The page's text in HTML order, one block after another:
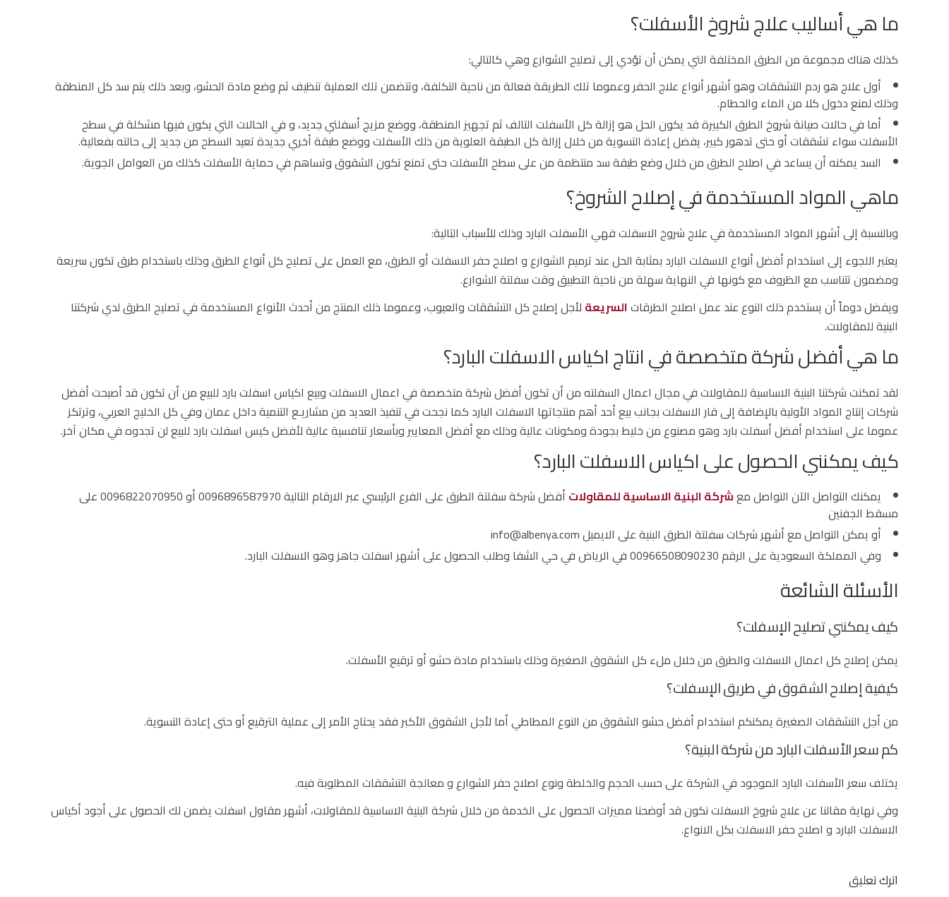
ما هي أساليب علاج شروخ الأسفلت؟
كذلك هناك مجموعة من الطرق المختلفة التي يمكن أن تؤدي إلى تصليح الشوارع وهي كالتالي:
أول علاج هو ردم التشققات وهو أشهر أنواع علاج الحفر وعموما تلك الطريقة فعالة من ناحية التكلفة، وتتضمن تلك العملية تنظيف ثم وضع مادة الحشو، وبعد ذلك يتم سد كل المنطقة
وذلك لمنع دخول كلا من الماء والحطام.
أما في حالات صيانة شروخ الطرق الكبيرة قد يكون الحل هو إزالة كل الأسفلت التالف ثم تجهيز المنطقة، ووضع مزيج أسفلتي جديد، و في الحالات التي يكون فيها مشكلة في سطح
الأسفلت سواء تشققات أو حتى تدهور كبير، يفضل إعادة التسوية من خلال إزالة كل الطبقة العلوية من ذلك الأسفلت ووضع طبقة أخري جديدة تعيد السطح من جديد إلى حالته بفعالية.
السد يمكنه أن يساعد في اصلاح الطرق من خلال وضع طبقة سد منتظمة من على سطح الأسفلت حتى تمنع تكون الشقوق وتساهم في حماية الأسفلت كذلك من العوامل الجوية.
ماهي المواد المستخدمة في إصلاح الشروخ؟
وبالنسبة إلى أشهر المواد المستخدمة في علاج شروخ الاسفلت فهي الأسفلت البارد وذلك للأسباب التالية:
يعتبر اللجوء إلى استخدام أفضل أنواع الاسفلت البارد بمثابة الحل عند ترميم الشوارع و اصلاح حفر الاسفلت أو الطرق، مع العمل على تصليح كل أنواع الطرق وذلك باستخدام طرق تكون سريعة
ومضمون تتناسب مع الظروف مع كونها في النهاية سهلة من ناحية التطبيق وقت سفلتة الشوارع.
ويفضل دوماً أن يستخدم ذلك النوع عند عمل اصلاح الطرقاتالسريعة لأجل إصلاح كل التشققات والعيوب، وعموما ذلك المنتج من أحدث الأنواع المستخدمة في تصليح الطرق لدي شركتنا
البنية للمقاولات.
ما هي أفضل شركة متخصصة في انتاج اكياس الاسفلت البارد؟
لقد تمكنت شركتنا البنية الاساسية للمقاولات في مجال اعمال السفلته من أن تكون أفضل شركة متخصصة في اعمال الاسفلت وبيع اكياس اسفلت بارد للبيع من أن تكون قد أصبحت أفضل
شركات إنتاج المواد الأولية بالإضافة إلى قار الاسفلت بجانب بيع أحد أهم منتجاتها الاسفلت البارد كما نجحت في تنفيذ العديد من مشاريـع التنمية داخل عمان وفي كل الخليج العربي، وترتكز
عموما على استخدام أفضل أسفلت بارد وهو مصنوع من خليط بجودة ومكونات عالية وذلك مع أفضل المعايير وبأسعار تنافسية عالية لأفضل كيس اسفلت بارد للبيع لن تجدوه في مكان آخر.
كيف يمكنني الحصول على اكياس الاسفلت البارد؟
يمكنك التواصل الآن التواصل معشركة البنية الاساسية للمقاولات
أفضل شركة سفلتة الطرق على الفرع الرئيسي عبر الارقام التالية 0096896587970 أو 0096822070950 على
مسقط الجفنين
أو يمكن التواصل مع أشهر شركات سفلتة الطرق البنية على الايميل info@albenya.com
وفي المملكة السعودية على الرقم 00966508090230 في الرياض في حي الشفا وطلب الحصول على أشهر اسفلت جاهز وهو الاسفلت البارد.
الأسئلة الشائعة
كيف يمكنني تصليح الإسفلت؟
يمكن إصلاح كل اعمال الاسفلت والطرق من خلال ملء كل الشقوق الصغيرة وذلك باستخدام مادة حشو أو ترقيع الأسفلت.
كيفية إصلاح الشقوق في طريق الإسفلت؟
من أجل التشققات الصغيرة يمكنكم استخدام أفضل حشو الشقوق من النوع المطاطي أما لأجل الشقوق الأكبر فقد يحتاج الأمر إلى عملية الترقيع أو حتى إعادة التسوية.
كم سعر الأسفلت البارد من شركة البنية؟
يختلف سعر الأسفلت البارد الموجود في الشركة على حسب الحجم والخلطة ونوع اصلاح حفر الشوارع و معالجة التشققات المطلوبة فيه.
وفي نهاية مقالنا عن علاج شروخ الاسفلت نكون قد أوضحنا مميزات الحصول على الخدمة من خلال شركة البنية الاساسية للمقاولات، أشهر مقاول اسفلت يضمن لك الحصول على أجود أكياس
الاسفلت البارد و اصلاح حفر الاسفلت بكل الانواع.
اترك تعليق